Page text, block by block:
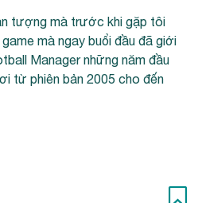
tượng mà trước khi gặp tôi
mà ngay buổi đầu đã giới
Manager những năm đầu
từ phiên bản 2005 cho đến